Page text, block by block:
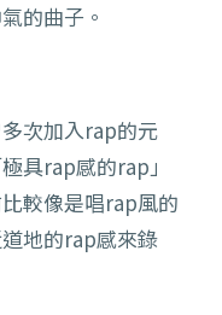
的曲子。
次加入rap的元
具rap感的rap」
較像是唱rap風的
地的rap感來錄